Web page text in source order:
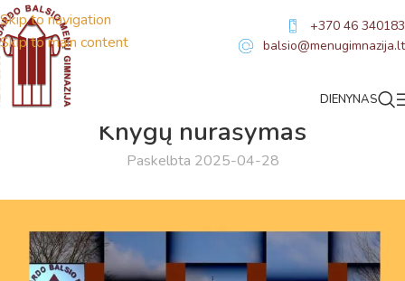
Skip to navigation
Skip to main content
+370 46 340183
balsio@menugimnazija.lt
DIENYNAS
Knygų nurašymas
Paskelbta 2025-04-28